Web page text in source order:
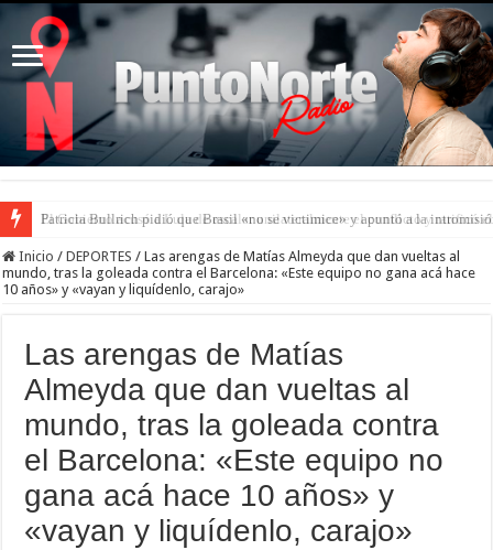
Patricia Bullrich pidió que Brasil «no se victimice» y apuntó a la
Inicio / DEPORTES / Las arengas de Matías Almeyda que dan vueltas al
mundo, tras la goleada contra el Barcelona: «Este equipo no gana acá hace
10 años» y «vayan y liquídenlo, carajo»
Las arengas de Matías
Almeyda que dan vueltas al
mundo, tras la goleada contra
el Barcelona: «Este equipo no
gana acá hace 10 años» y
«vayan y liquídenlo, carajo»